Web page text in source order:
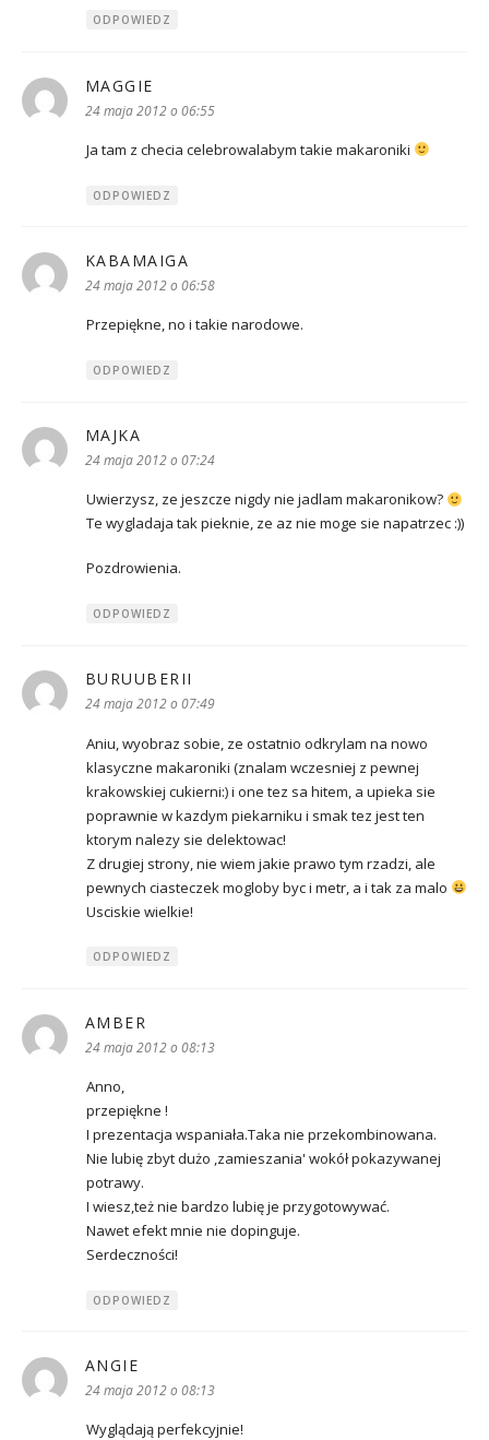
ODPOWIEDZ
MAGGIE
24 maja 2012 o 06:55
Ja tam z checia celebrowalabym takie makaroniki
ODPOWIEDZ
KABAMAIGA
24 maja 2012 o 06:58
Przepiękne, no i takie narodowe.
ODPOWIEDZ
MAJKA
24 maja 2012 o 07:24
Uwierzysz, ze jeszcze nigdy nie jadlam makaronikow?
Te wygladaja tak pieknie, ze az nie moge sie napatrzec :))
Pozdrowienia.
ODPOWIEDZ
BURUUBERII
24 maja 2012 o 07:49
Aniu, wyobraz sobie, ze ostatnio odkrylam na nowo
klasyczne makaroniki (znalam wczesniej z pewnej
krakowskiej cukierni:) i one tez sa hitem, a upieka sie
poprawnie w kazdym piekarniku i smak tez jest ten
ktorym nalezy sie delektowac!
Z drugiej strony, nie wiem jakie prawo tym rzadzi, ale
pewnych ciasteczek mogloby byc i metr, a i tak za malo
Usciskie wielkie!
ODPOWIEDZ
AMBER
24 maja 2012 o 08:13
Anno,
przepiękne !
I prezentacja wspaniała.Taka nie przekombinowana.
Nie lubię zbyt dużo ,zamieszania' wokół pokazywanej
potrawy.
I wiesz,też nie bardzo lubię je przygotowywać.
Nawet efekt mnie nie dopinguje.
Serdeczności!
ODPOWIEDZ
ANGIE
24 maja 2012 o 08:13
Wyglądają perfekcyjnie!